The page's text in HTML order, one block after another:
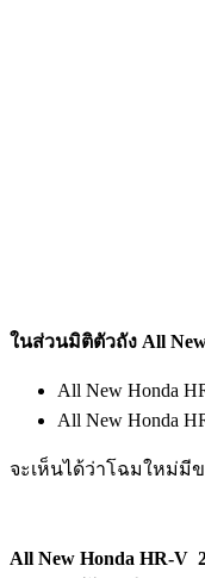
ในส่วนมิติตัวถัง All
All New Honda
All New Honda
จะเห็นได้ว่าโฉมใหม่มี
All New Honda HR-V